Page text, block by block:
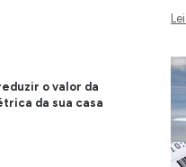
o valor da
da sua casa